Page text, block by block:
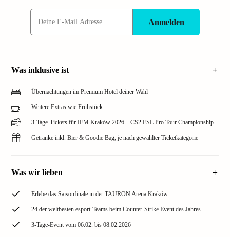
Anmelden
Was inklusive ist
Übernachtungen im Premium Hotel deiner Wahl
Weitere Extras wie Frühstück
3-Tage-Tickets für IEM Kraków 2026 – CS2 ESL Pro Tour Championship
Getränke inkl. Bier & Goodie Bag, je nach gewählter Ticketkategorie
Was wir lieben
Erlebe das Saisonfinale in der TAURON Arena Kraków
24 der weltbesten esport-Teams beim Counter-Strike Event des Jahres
3-Tage-Event vom 06.02. bis 08.02.2026